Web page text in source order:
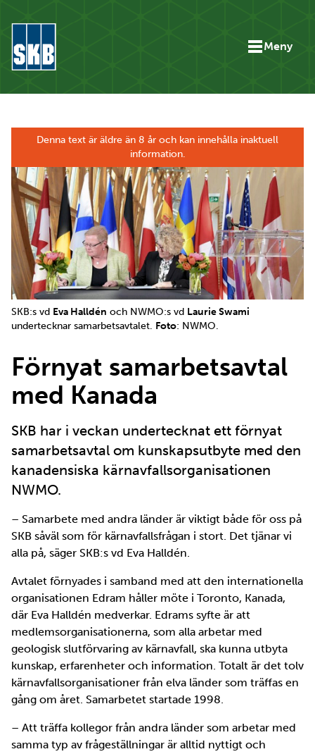
Meny
Denna text är äldre än 8 år och kan innehålla inaktuell
information.
SKB:s vd Eva Halldén och NWMO:s vd Laurie Swami
undertecknar samarbetsavtalet. Foto: NWMO.
Förnyat samarbetsavtal
med Kanada
SKB har i veckan undertecknat ett förnyat
samarbetsavtal om kunskapsutbyte med den
kanadensiska kärnavfallsorganisationen
NWMO.
– Samarbete med andra länder är viktigt både för oss på
SKB såväl som för kärnavfallsfrågan i stort. Det tjänar vi
alla på, säger SKB:s vd Eva Halldén.
Avtalet förnyades i samband med att den internationella
organisationen Edram håller möte i Toronto, Kanada,
där Eva Halldén medverkar. Edrams syfte är att
medlemsorganisationerna, som alla arbetar med
geologisk slutförvaring av kärnavfall, ska kunna utbyta
kunskap, erfarenheter och information. Totalt är det tolv
kärnavfallsorganisationer från elva länder som träffas en
gång om året. Samarbetet startade 1998.
– Att träffa kollegor från andra länder som arbetar med
samma typ av frågeställningar är alltid nyttigt och